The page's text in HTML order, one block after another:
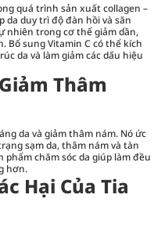
quá trình sản xuất collagen –
da duy trì độ đàn hồi và săn
nhiên trong cơ thể giảm dần,
Bổ sung Vitamin C có thể kích
da và làm giảm các dấu hiệu
Thâm
da và giảm thâm nám. Nó ức
sạm da, thâm nám và tàn
phẩm chăm sóc da giúp làm đều
hơn.
Hại Của Tia